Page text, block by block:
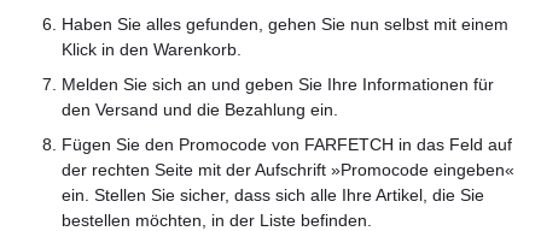
Haben Sie alles gefunden, gehen Sie nun selbst mit einem
Klick in den Warenkorb.
Melden Sie sich an und geben Sie Ihre Informationen für
den Versand und die Bezahlung ein.
Fügen Sie den Promocode von FARFETCH in das Feld auf
der rechten Seite mit der Aufschrift »Promocode eingeben«
ein. Stellen Sie sicher, dass sich alle Ihre Artikel, die Sie
bestellen möchten, in der Liste befinden.